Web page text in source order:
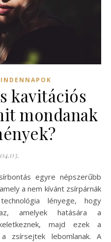
kavitációs
mondanak
a nem kívánt zsírpárnák
lényege, hogy
amelyek hatására a
majd ezek a
zsírsejtek lebomlanak. A